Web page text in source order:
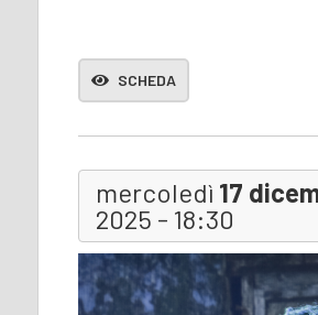
SCHEDA
mercoledì 17
2025 - 18:30